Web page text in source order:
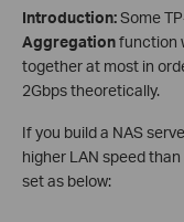
Introduction:Some
Aggregationfunction
together at most in
2Gbps theoretically.
If you build a NAS
higher LAN speed
set as below: